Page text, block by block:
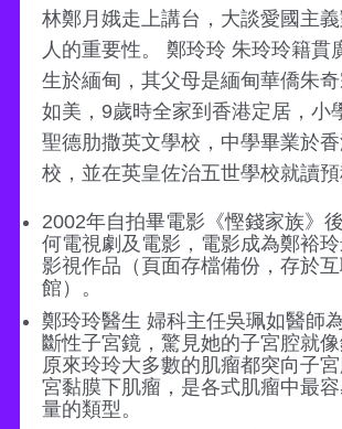
林鄭月娥走上講台，大談愛國主
人的重要性。 鄭玲玲 朱玲玲籍貫
生於緬甸，其父母是緬甸華僑朱
如美，9歲時全家到香港定居，小
聖德肋撒英文學校，中學畢業於
校，並在英皇佐治五世學校就讀預
2002年自拍畢電影《慳錢家族》
何電視劇及電影，電影成為鄭裕
影視作品（頁面存檔備份，存於
館）。
鄭玲玲醫生 婦科主任吳珮如醫師
斷性子宮鏡，驚見她的子宮腔就像
原來玲玲大多數的肌瘤都突向子
宮黏膜下肌瘤，是各式肌瘤中最
量的類型。